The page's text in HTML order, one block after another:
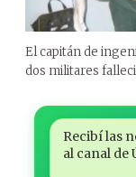
El capitán de
dos militares
Recibí las
al canal de